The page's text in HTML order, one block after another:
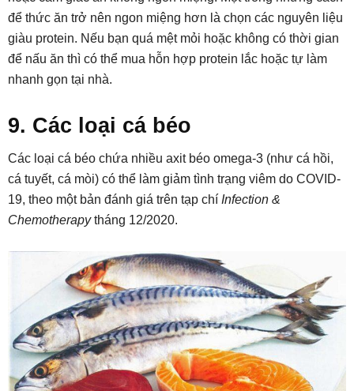
để thức ăn trở nên ngon miệng hơn là chọn các nguyên liệu
giàu protein. Nếu bạn quá mệt mỏi hoặc không có thời gian
để nấu ăn thì có thể mua hỗn hợp protein lắc hoặc tự làm
nhanh gọn tại nhà.
9. Các loại cá béo
Các loại cá béo chứa nhiều axit béo omega-3 (như cá hồi,
cá tuyết, cá mòi) có thể làm giảm tình trạng viêm do COVID-
19, theo một bản đánh giá trên tạp chí Infection &
Chemotherapytháng 12/2020.